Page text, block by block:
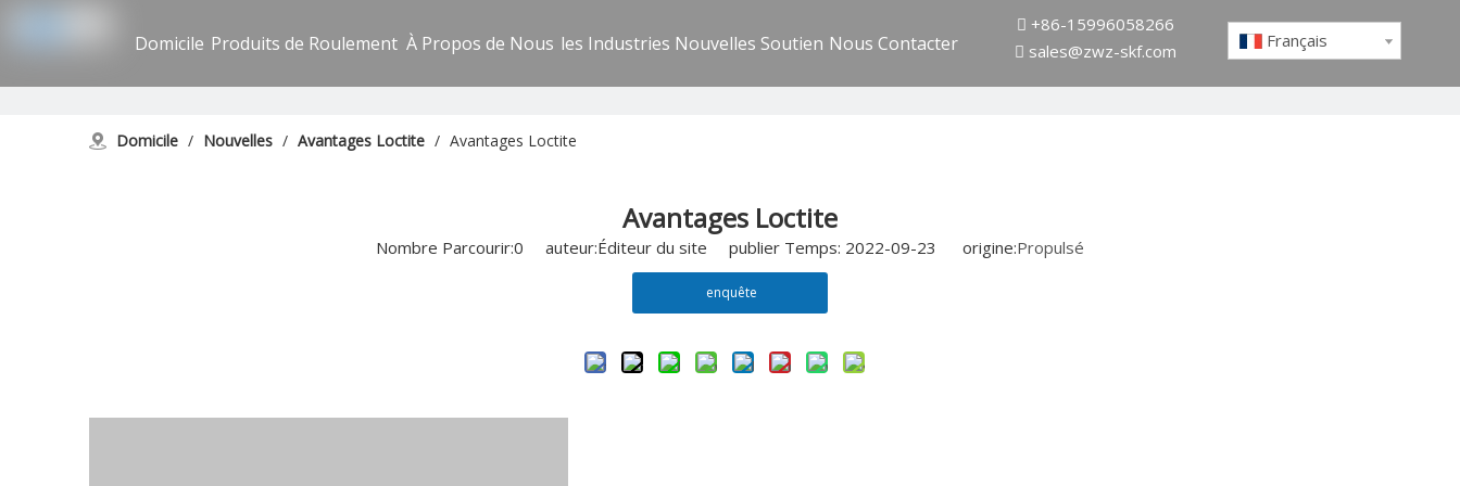
Domicile Produits de Roulement À Propos de Nous les Industries Nouvelles Soutien Nous Contacter
 +86-15996058266
 sales@zwz-skf.com Français
Domicile / Nouvelles / Avantages Loctite / Avantages Loctite
Avantages Loctite
Nombre Parcourir:0 auteur:Éditeur du site publier Temps: 2022-09-23 origine:Propulsé
enquête